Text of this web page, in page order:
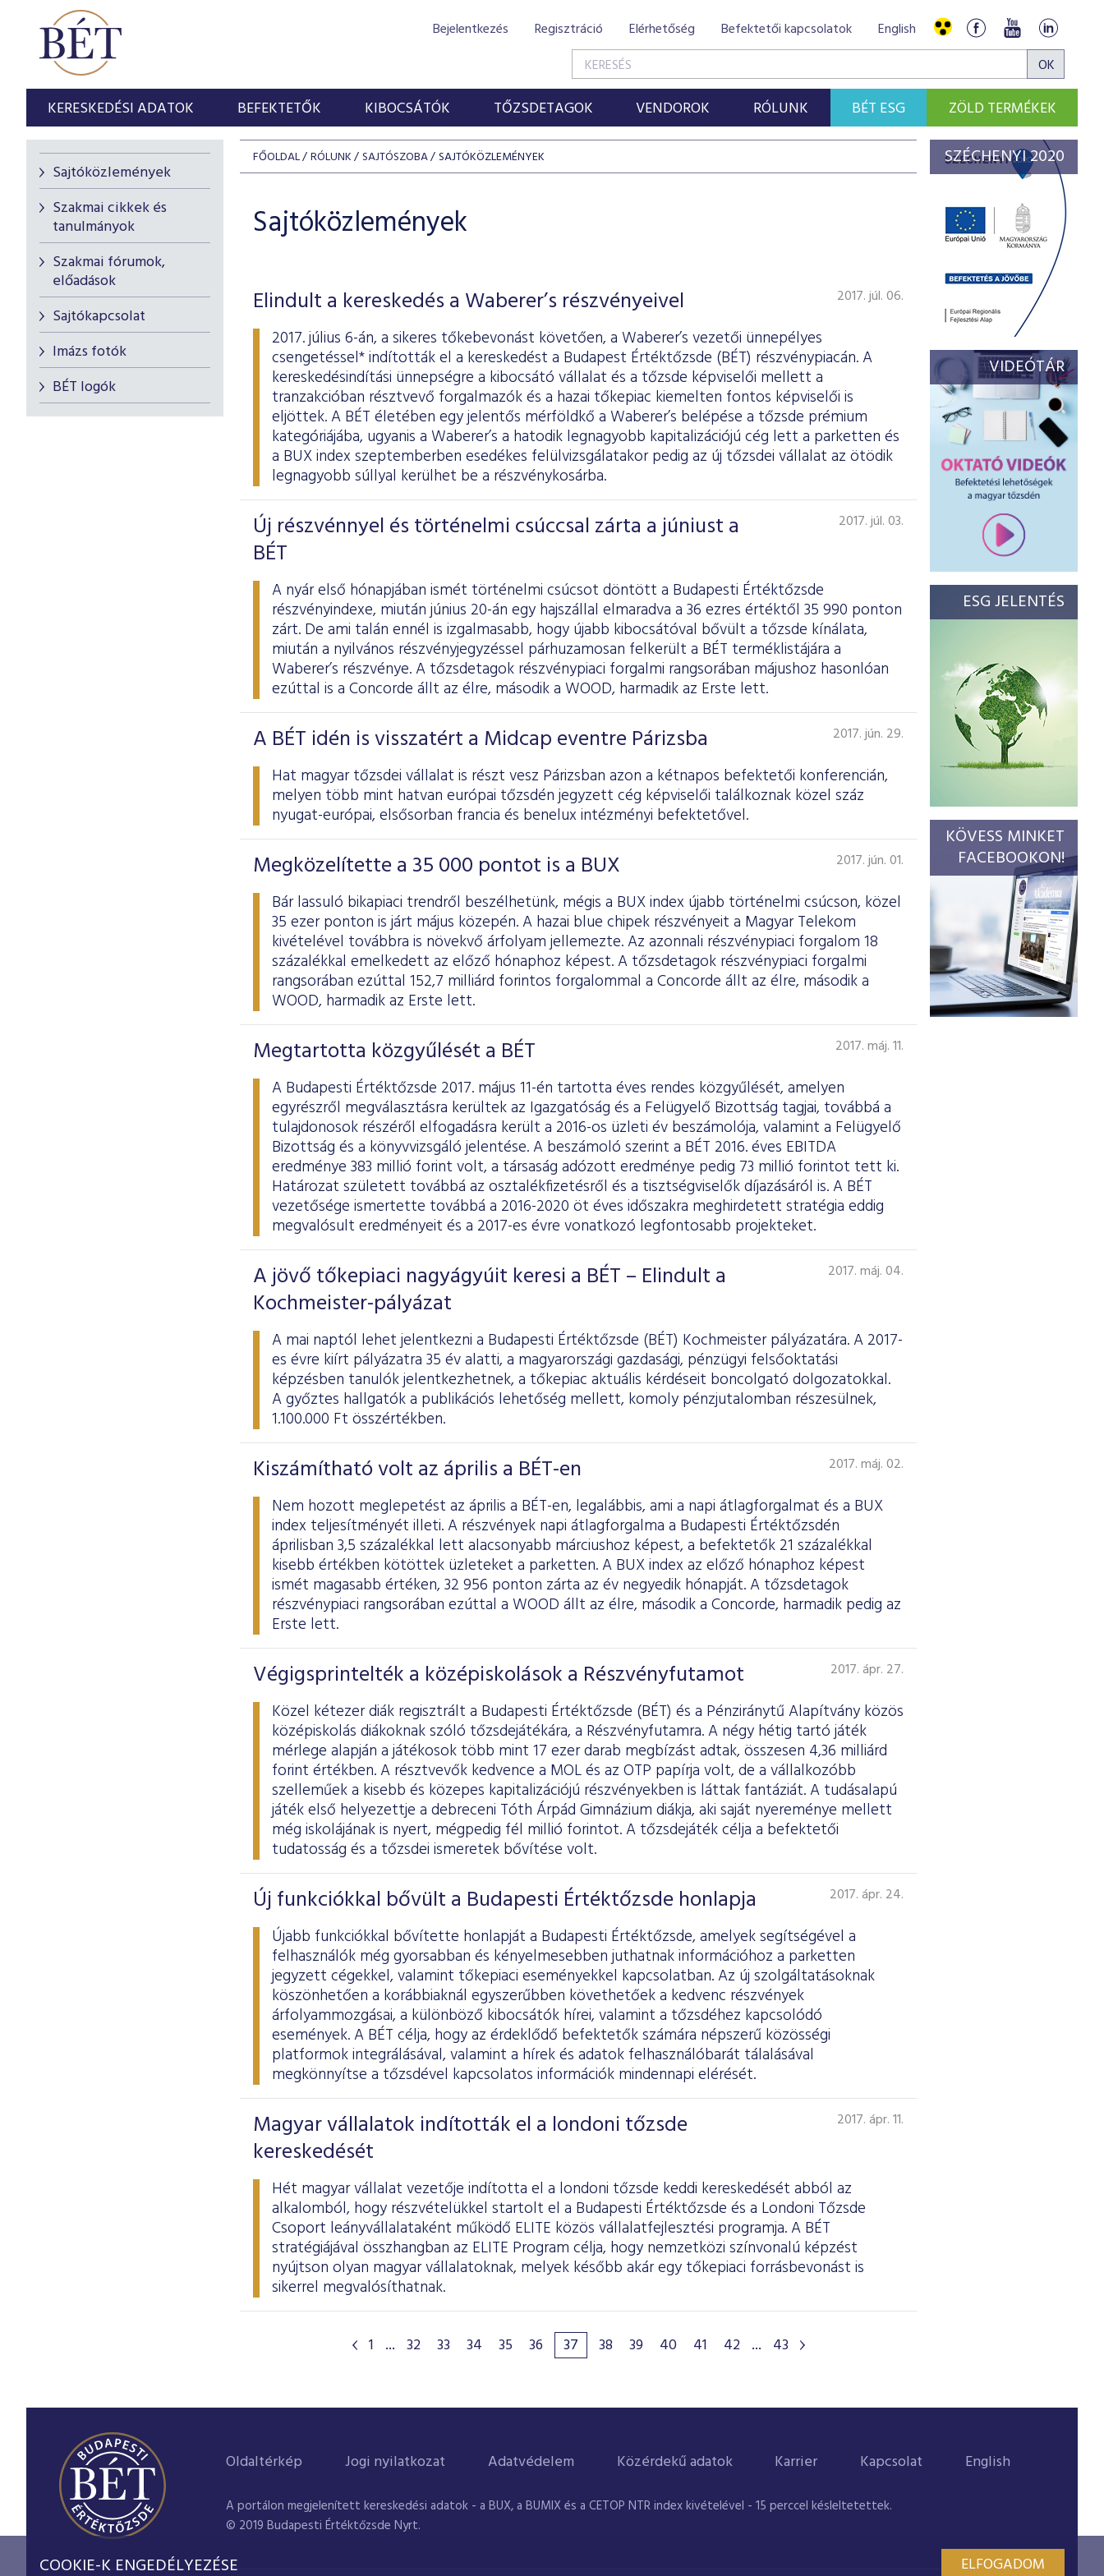
Bejelentkezés Regisztráció Elérhetőség Befektetői kapcsolatok English
KERESKEDÉSI ADATOK BEFEKTETŐK KIBOCSÁTÓK TŐZSDETAGOK VENDOROK RÓLUNK BÉT ESG ZÖLD TERMÉKEK
Sajtóközlemények
Szakmai cikkek és
tanulmányok
Szakmai fórumok,
előadások
Sajtókapcsolat
Imázs fotók
BÉT logók
FŐOLDAL RÓLUNK SAJTÓSZOBA SAJTÓKÖZLEMÉNYEK
Sajtóközlemények
Elindult a kereskedés a Waberer’s részvényeivel 2017. júl. 06.
2017. július 6-án, a sikeres tőkebevonást követően, a Waberer’s vezetői ünnepélyes
csengetéssel* indították el a kereskedést a Budapest Értéktőzsde (BÉT) részvénypiacán. A
kereskedésindítási ünnepségre a kibocsátó vállalat és a tőzsde képviselői mellett a
tranzakcióban résztvevő forgalmazók és a hazai tőkepiac kiemelten fontos képviselői is
eljöttek. A BÉT életében egy jelentős mérföldkő a Waberer’s belépése a tőzsde prémium
kategóriájába, ugyanis a Waberer’s a hatodik legnagyobb kapitalizációjú cég lett a parketten és
a BUX index szeptemberben esedékes felülvizsgálatakor pedig az új tőzsdei vállalat az ötödik
legnagyobb súllyal kerülhet be a részvénykosárba.
Új részvénnyel és történelmi csúccsal zárta a júniust a
BÉT
2017. júl. 03.
A nyár első hónapjában ismét történelmi csúcsot döntött a Budapesti Értéktőzsde
részvényindexe, miután június 20-án egy hajszállal elmaradva a 36 ezres értéktől 35 990 ponton
zárt. De ami talán ennél is izgalmasabb, hogy újabb kibocsátóval bővült a tőzsde kínálata,
miután a nyilvános részvényjegyzéssel párhuzamosan felkerült a BÉT terméklistájára a
Waberer’s részvénye. A tőzsdetagok részvénypiaci forgalmi rangsorában májushoz hasonlóan
ezúttal is a Concorde állt az élre, második a WOOD, harmadik az Erste lett.
A BÉT idén is visszatért a Midcap eventre Párizsba 2017. jún. 29.
Hat magyar tőzsdei vállalat is részt vesz Párizsban azon a kétnapos befektetői konferencián,
melyen több mint hatvan európai tőzsdén jegyzett cég képviselői találkoznak közel száz
nyugat-európai, elsősorban francia és benelux intézményi befektetővel.
Megközelítette a 35 000 pontot is a BUX 2017. jún. 01.
Bár lassuló bikapiaci trendről beszélhetünk, mégis a BUX index újabb történelmi csúcson, közel
35 ezer ponton is járt május közepén. A hazai blue chipek részvényeit a Magyar Telekom
kivételével továbbra is növekvő árfolyam jellemezte. Az azonnali részvénypiaci forgalom 18
százalékkal emelkedett az előző hónaphoz képest. A tőzsdetagok részvénypiaci forgalmi
rangsorában ezúttal 152,7 milliárd forintos forgalommal a Concorde állt az élre, második a
WOOD, harmadik az Erste lett.
Megtartotta közgyűlését a BÉT 2017. máj. 11.
A Budapesti Értéktőzsde 2017. május 11-én tartotta éves rendes közgyűlését, amelyen
egyrészről megválasztásra kerültek az Igazgatóság és a Felügyelő Bizottság tagjai, továbbá a
tulajdonosok részéről elfogadásra került a 2016-os üzleti év beszámolója, valamint a Felügyelő
Bizottság és a könyvvizsgáló jelentése. A beszámoló szerint a BÉT 2016. éves EBITDA
eredménye 383 millió forint volt, a társaság adózott eredménye pedig 73 millió forintot tett ki.
Határozat született továbbá az osztalékfizetésről és a tisztségviselők díjazásáról is. A BÉT
vezetősége ismertette továbbá a 2016-2020 öt éves időszakra meghirdetett stratégia eddig
megvalósult eredményeit és a 2017-es évre vonatkozó legfontosabb projekteket.
A jövő tőkepiaci nagyágyúit keresi a BÉT – Elindult a
Kochmeister-pályázat
2017. máj. 04.
A mai naptól lehet jelentkezni a Budapesti Értéktőzsde (BÉT) Kochmeister pályázatára. A 2017-
es évre kiírt pályázatra 35 év alatti, a magyarországi gazdasági, pénzügyi felsőoktatási
képzésben tanulók jelentkezhetnek, a tőkepiac aktuális kérdéseit boncolgató dolgozatokkal.
A győztes hallgatók a publikációs lehetőség mellett, komoly pénzjutalomban részesülnek,
1.100.000 Ft összértékben.
Kiszámítható volt az április a BÉT-en 2017. máj. 02.
Nem hozott meglepetést az április a BÉT-en, legalábbis, ami a napi átlagforgalmat és a BUX
index teljesítményét illeti. A részvények napi átlagforgalma a Budapesti Értéktőzsdén
áprilisban 3,5 százalékkal lett alacsonyabb márciushoz képest, a befektetők 21 százalékkal
kisebb értékben kötöttek üzleteket a parketten. A BUX index az előző hónaphoz képest
ismét magasabb értéken, 32 956 ponton zárta az év negyedik hónapját. A tőzsdetagok
részvénypiaci rangsorában ezúttal a WOOD állt az élre, második a Concorde, harmadik pedig az
Erste lett.
Végigsprintelték a középiskolások a Részvényfutamot 2017. ápr. 27.
Közel kétezer diák regisztrált a Budapesti Értéktőzsde (BÉT) és a Pénziránytű Alapítvány közös
középiskolás diákoknak szóló tőzsdejátékára, a Részvényfutamra. A négy hétig tartó játék
mérlege alapján a játékosok több mint 17 ezer darab megbízást adtak, összesen 4,36 milliárd
forint értékben. A résztvevők kedvence a MOL és az OTP papírja volt, de a vállalkozóbb
szelleműek a kisebb és közepes kapitalizációjú részvényekben is láttak fantáziát. A tudásalapú
játék első helyezettje a debreceni Tóth Árpád Gimnázium diákja, aki saját nyereménye mellett
még iskolájának is nyert, mégpedig fél millió forintot. A tőzsdejáték célja a befektetői
tudatosság és a tőzsdei ismeretek bővítése volt.
Új funkciókkal bővült a Budapesti Értéktőzsde honlapja 2017. ápr. 24.
Újabb funkciókkal bővítette honlapját a Budapesti Értéktőzsde, amelyek segítségével a
felhasználók még gyorsabban és kényelmesebben juthatnak információhoz a parketten
jegyzett cégekkel, valamint tőkepiaci eseményekkel kapcsolatban. Az új szolgáltatásoknak
köszönhetően a korábbiaknál egyszerűbben követhetőek a kedvenc részvények
árfolyammozgásai, a különböző kibocsátók hírei, valamint a tőzsdéhez kapcsolódó
események. A BÉT célja, hogy az érdeklődő befektetők számára népszerű közösségi
platformok integrálásával, valamint a hírek és adatok felhasználóbarát tálalásával
megkönnyítse a tőzsdével kapcsolatos információk mindennapi elérését.
Magyar vállalatok indították el a londoni tőzsde
kereskedését
2017. ápr. 11.
Hét magyar vállalat vezetője indította el a londoni tőzsde keddi kereskedését abból az
alkalomból, hogy részvételükkel startolt el a Budapesti Értéktőzsde és a Londoni Tőzsde
Csoport leányvállalataként működő ELITE közös vállalatfejlesztési programja. A BÉT
stratégiájával összhangban az ELITE Program célja, hogy nemzetközi színvonalú képzést
nyújtson olyan magyar vállalatoknak, melyek később akár egy tőkepiaci forrásbevonást is
sikerrel megvalósíthatnak.
1 ... 32 33 34 35 36 37 38 39 40 41 42 ... 43
SZÉCHENYI 2020
VIDEÓTÁR
ESG JELENTÉS
KÖVESS MINKET
FACEBOOKON!
Oldaltérkép Jogi nyilatkozat Adatvédelem Közérdekű adatok Karrier Kapcsolat English
A portálon megjelenített kereskedési adatok - a BUX, a BUMIX és a CETOP NTR index kivételével - 15 perccel késleltetettek.
© 2019 Budapesti Értéktőzsde Nyrt.
COOKIE-K ENGEDÉLYEZÉSE ELFOGADOM